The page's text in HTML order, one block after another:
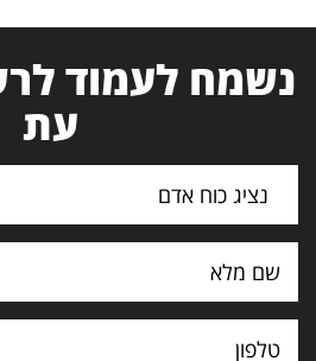
נשמח לעמוד
עת
נציג כוח אדם